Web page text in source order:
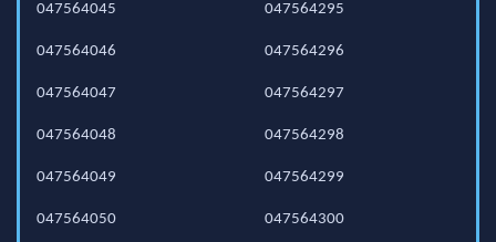
047564045
047564046
047564047
047564048
047564049
047564050
047564295
047564296
047564297
047564298
047564299
047564300